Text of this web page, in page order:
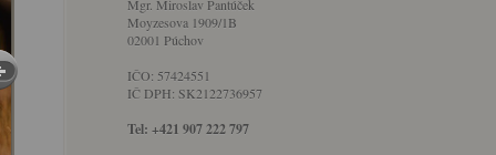
Mgr. Miroslav Pantúček
Moyzesova 1909/1B
02001 Púchov
IČO: 57424551
IČ DPH: SK2122736957
Tel: +421 907 222 797